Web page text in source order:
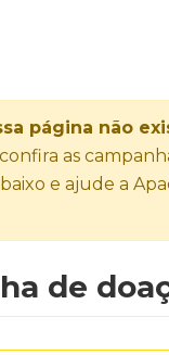
página não
as
e ajude a
de